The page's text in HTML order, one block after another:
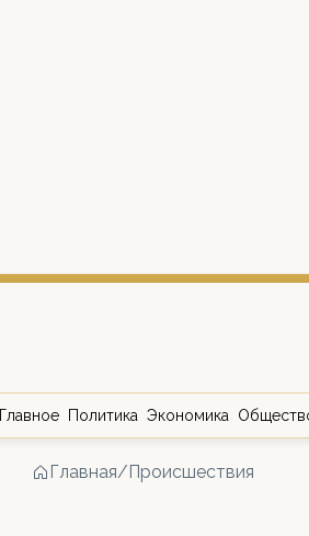
Главное Политика Экономика
Главная/Происшествия